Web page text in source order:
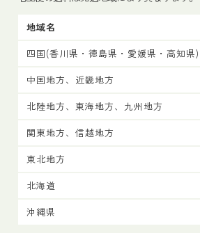
地域名
四国(香川県・徳島県・愛媛県・高知県)
中国地方、近畿地方
北陸地方、東海地方、九州地方
関東地方、信越地方
東北地方
北海道
沖縄県